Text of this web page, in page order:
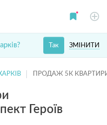
ЗМІНИТИ
Так
ПРОДАЖ 5К
Героїв